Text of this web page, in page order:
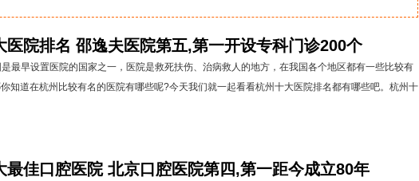
医院排名 邵逸夫医院第五,第一开设专科门诊200个
早设置医院的国家之一，医院是救死扶伤、治病救人的地方，在我国各个地区都有一些比较有
知道在杭州比较有名的医院有哪些呢?今天我们就一起看看杭州十大医院排名都有哪些吧。杭州十
最佳口腔医院 北京口腔医院第四,第一距今成立80年